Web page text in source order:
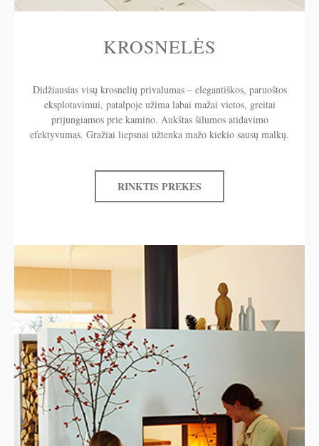
KROSNELĖS
Didžiausias visų krosnelių privalumas – elegantiškos, paruoštos
eksplotavimui, patalpoje užima labai mažai vietos, greitai
prijungiamos prie kamino. Aukštas šilumos atidavimo
efektyvumas. Gražiai liepsnai užtenka mažo kiekio sausų malkų.
RINKTIS PREKES